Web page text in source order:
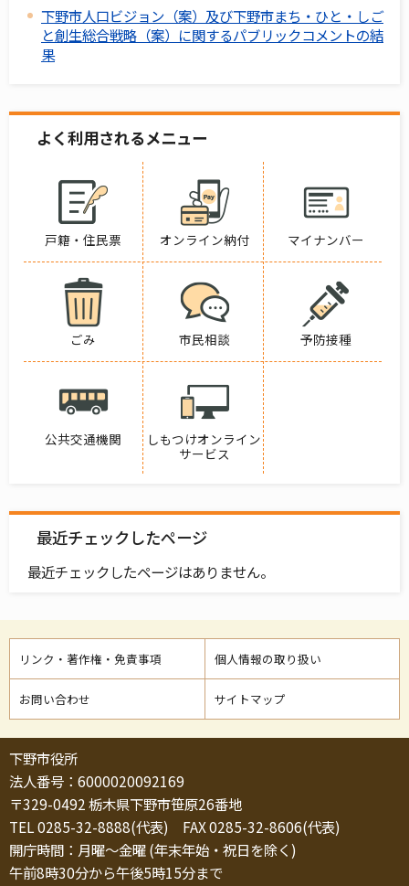
下野市人口ビジョン（案）及び下野市まち・ひと・しご
と創生総合戦略（案）に関するパブリックコメントの結
果
よく利用されるメニュー
戸籍・住民票 オンライン納付 マイナンバー
ごみ 市民相談 予防接種
公共交通機関
しもつけオンライン
サービス
最近チェックしたページ
最近チェックしたページはありません。
リンク・著作権・免責事項 個人情報の取り扱い
お問い合わせ サイトマップ
下野市役所
法人番号：6000020092169
〒329-0492 栃木県下野市笹原26番地
TEL 0285-32-8888(代表) FAX 0285-32-8606(代表)
開庁時間：月曜～金曜 (年末年始・祝日を除く)
午前8時30分から午後5時15分まで